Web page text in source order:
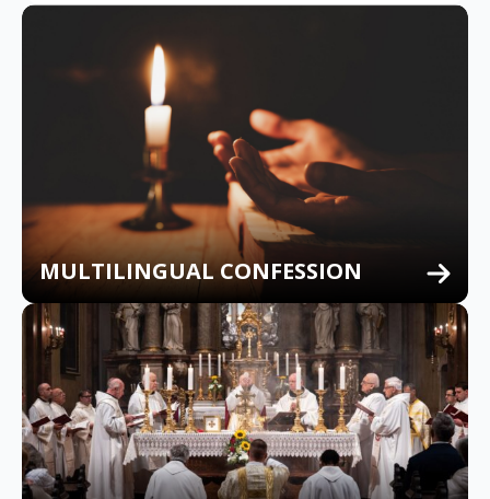
MULTILINGUAL CONFESSION